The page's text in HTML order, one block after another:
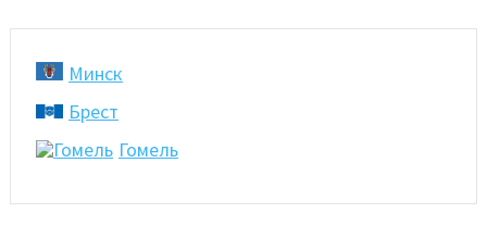
Минск
Брест
Гомель